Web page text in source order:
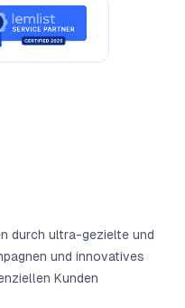
durch ultra-gezielte und
und innovatives
Kunden